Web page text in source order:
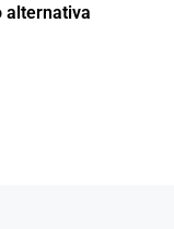
alternativa